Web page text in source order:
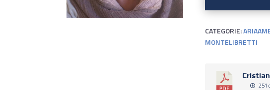
CATEGORIE:
MONTELIBRETTI
251